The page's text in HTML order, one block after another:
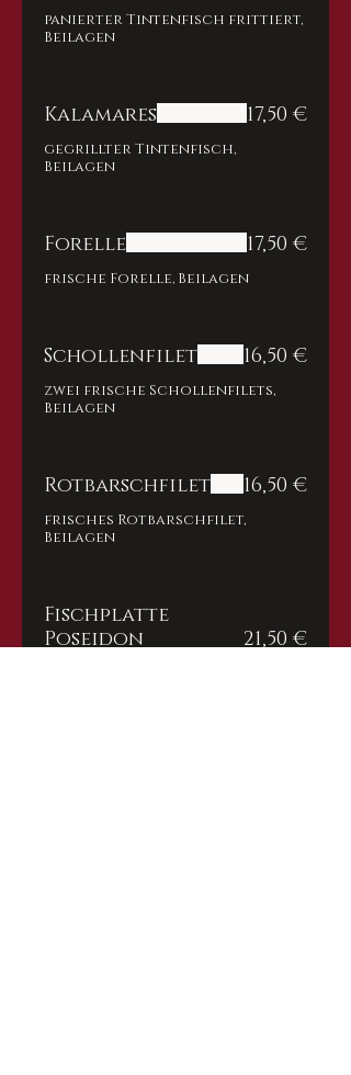
panierter Tintenfisch frittiert,
Beilagen
Kalamares
gegrillter Tintenfisch,
Beilagen
17,50 €
Forelle
frische Forelle, Beilagen
17,50 €
Schollenfilet
zwei frische Schollenfilets,
Beilagen
16,50 €
Rotbarschfilet
frisches Rotbarschfilet,
Beilagen
16,50 €
Fischplatte
Poseidon
21,50 €